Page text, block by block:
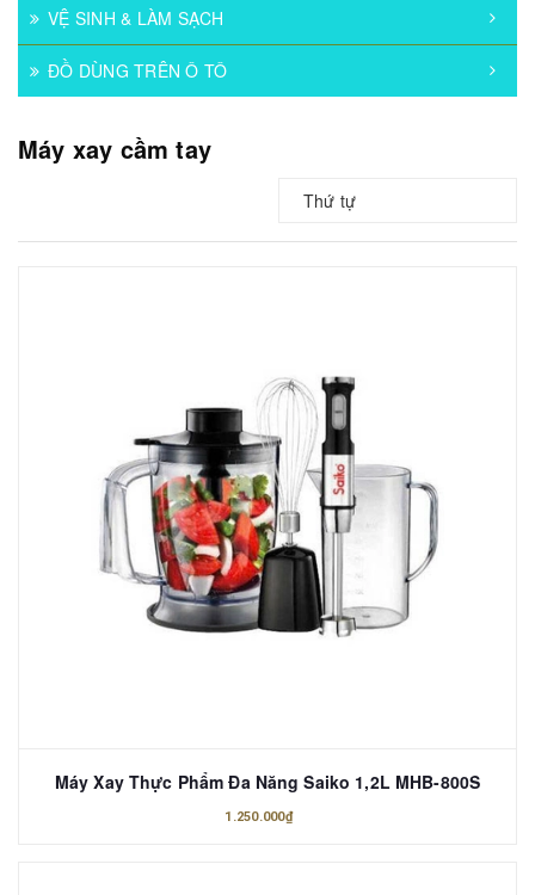
VỆ SINH & LÀM SẠCH
ĐỒ DÙNG TRÊN Ô TÔ
Máy xay cầm tay
Thứ tự
Máy Xay Thực Phẩm Đa Năng Saiko 1,2L MHB-800S
1.250.000₫